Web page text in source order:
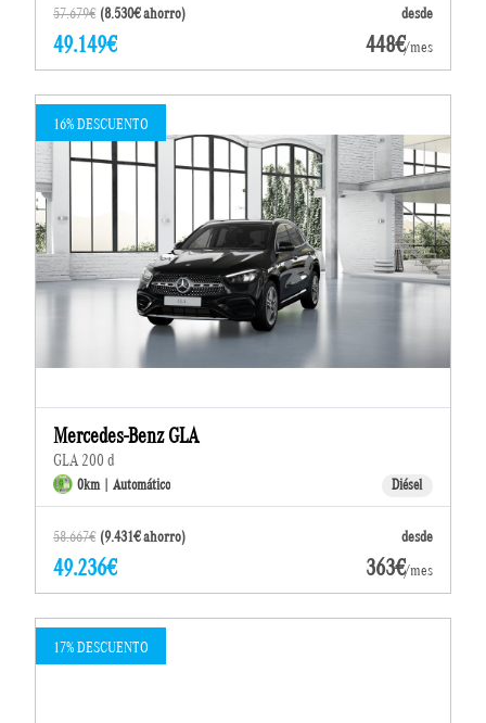
57.679€ (8.530€ ahorro) desde
49.149€ 448€/mes
16% DESCUENTO
Mercedes-Benz GLA
GLA 200 d
0km | Automático Diésel
58.667€ (9.431€ ahorro) desde
49.236€ 363€/mes
17% DESCUENTO